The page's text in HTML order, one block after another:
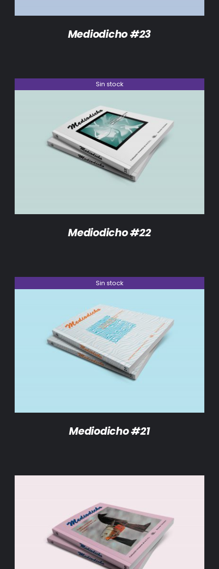
Mediodicho #23
Sin stock
DETALLES
Mediodicho #22
Sin stock
DETALLES
Mediodicho #21
AÑADIR AL CARRITO / DETALLES